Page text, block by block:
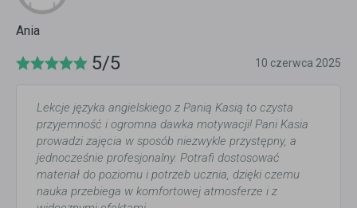
Ania
5/5 10 czerwca 2025
Lekcje języka angielskiego z Panią Kasią to czysta
przyjemność i ogromna dawka motywacji! Pani Kasia
prowadzi zajęcia w sposób niezwykle przystępny, a
jednocześnie profesjonalny. Potrafi dostosować
materiał do poziomu i potrzeb ucznia, dzięki czemu
nauka przebiega w komfortowej atmosferze i z